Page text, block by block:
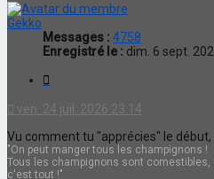
Gekko
Messages : 4758
Enregistré le : dim. 6 sept.
ven. 24 juil. 2026 23:14
Vu comment tu "apprécies" le
"On peut manger tous les champignons !
Tous les champignons sont comestibles,
c'est tout !"